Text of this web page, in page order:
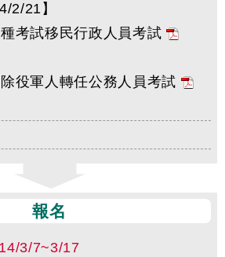
2/21】
考試移民行政人員考試
役軍人轉任公務人員考試
報名
3/7~3/17